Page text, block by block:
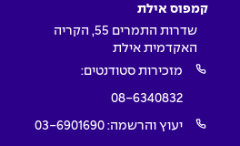
קמפוס אילת
שדרות התמרים 55, הקריה
האקדמית אילת
מזכירות סטודנטים:
08-6340832
יעוץ והרשמה: 03-6901690